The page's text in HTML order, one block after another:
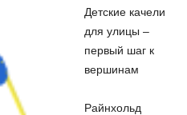
Детские качели
для улицы –
первый шаг к
вершинам
Райнхольд